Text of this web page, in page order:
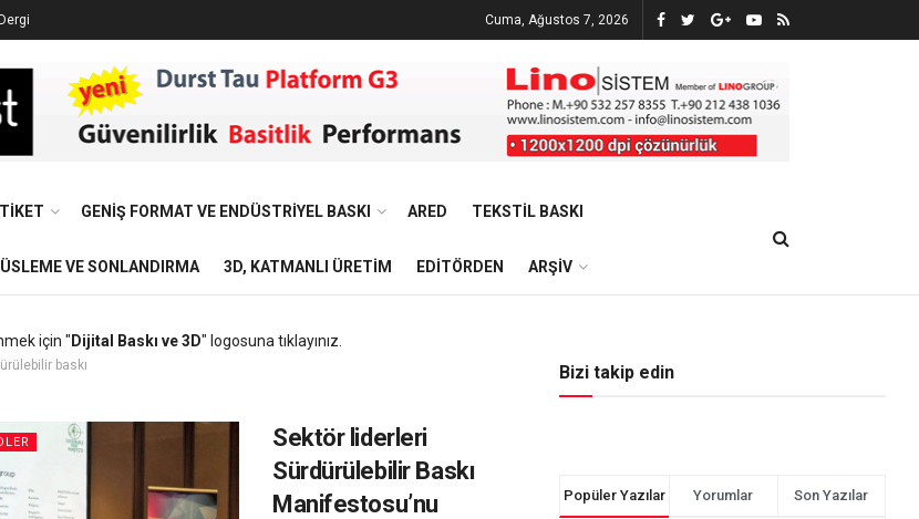
Cuma, Ağustos 7, 2026
GENIŞ FORMAT VE ENDÜSTRIYEL BASKI ARED TEKSTIL BASKI
VE SONLANDIRMA 3D, KATMANLI ÜRETIM EDITÖRDEN ARŞIV
için " Dijital Baskı ve 3D" logosuna tıklayınız.
baskı
Sektör liderleri
Sürdürülebilir Baskı
Manifestosu’nu
Bizi takip edin
Popüler Yazılar Yorumlar Son Yazılar